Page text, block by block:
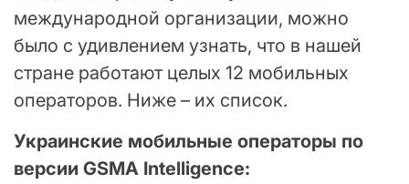
международной организации, можно
было с удивлением узнать, что в нашей
стране работают целых 12 мобильных
операторов. Ниже – их список.
Украинские мобильные операторы по
версии GSMA Intelligence: